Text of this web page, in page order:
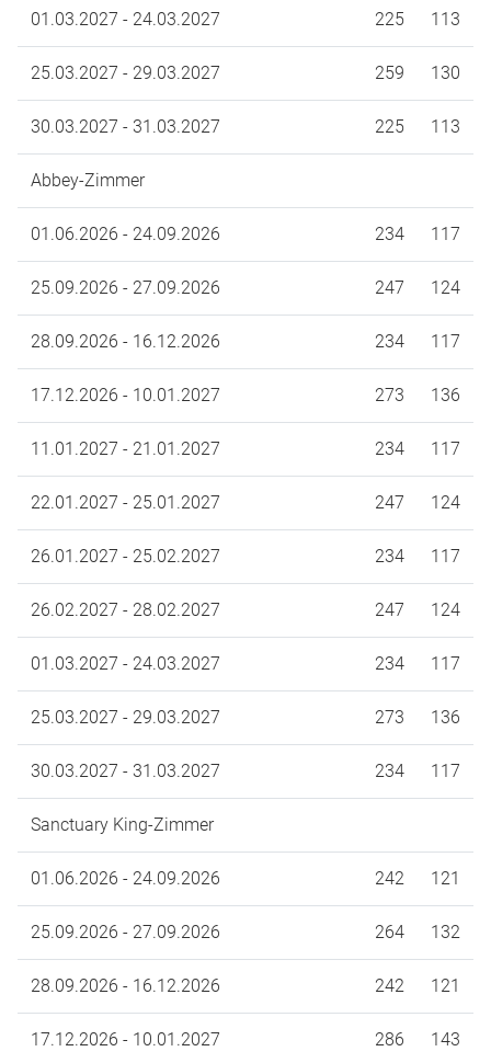
01.03.2027 - 24.03.2027 225 113
25.03.2027 - 29.03.2027 259 130
30.03.2027 - 31.03.2027 225 113
Abbey-Zimmer
01.06.2026 - 24.09.2026 234 117
25.09.2026 - 27.09.2026 247 124
28.09.2026 - 16.12.2026 234 117
17.12.2026 - 10.01.2027 273 136
11.01.2027 - 21.01.2027 234 117
22.01.2027 - 25.01.2027 247 124
26.01.2027 - 25.02.2027 234 117
26.02.2027 - 28.02.2027 247 124
01.03.2027 - 24.03.2027 234 117
25.03.2027 - 29.03.2027 273 136
30.03.2027 - 31.03.2027 234 117
Sanctuary King-Zimmer
01.06.2026 - 24.09.2026 242 121
25.09.2026 - 27.09.2026 264 132
28.09.2026 - 16.12.2026 242 121
17.12.2026 - 10.01.2027 286 143